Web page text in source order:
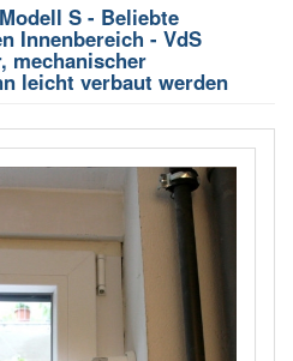
S - Beliebte
Innenbereich - VdS
mechanischer
leicht verbaut werden